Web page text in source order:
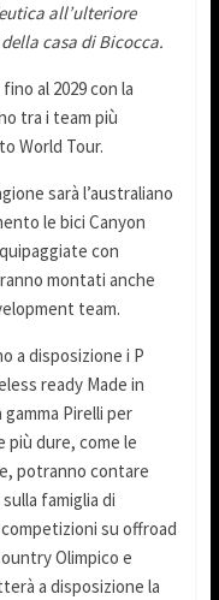
all’ulteriore
casa di Bicocca.
al 2029 con la
tra i team più
World Tour.
sarà l’australiano
le bici Canyon
con
montati anche
team.
a disposizione i P
ready Made in
Pirelli per
più dure, come le
potranno contare
sulla famiglia di
su offroad
Olimpico e
a disposizione la